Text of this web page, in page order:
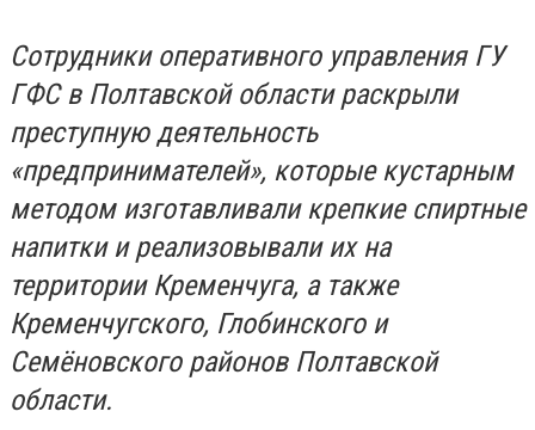
Сотрудники оперативного управления ГУ
ГФС в Полтавской области раскрыли
преступную деятельность
«предпринимателей», которые кустарным
методом изготавливали крепкие спиртные
напитки и реализовывали их на
территории Кременчуга, а также
Кременчугского, Глобинского и
Семёновского районов Полтавской
области.